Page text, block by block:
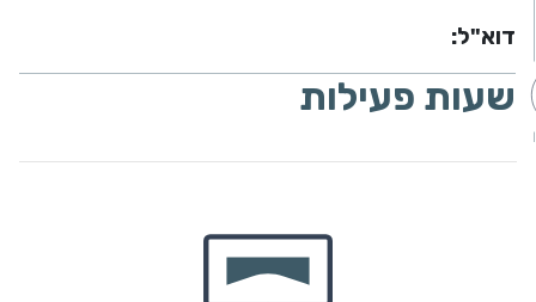
דוא"ל:
שעות פעילות